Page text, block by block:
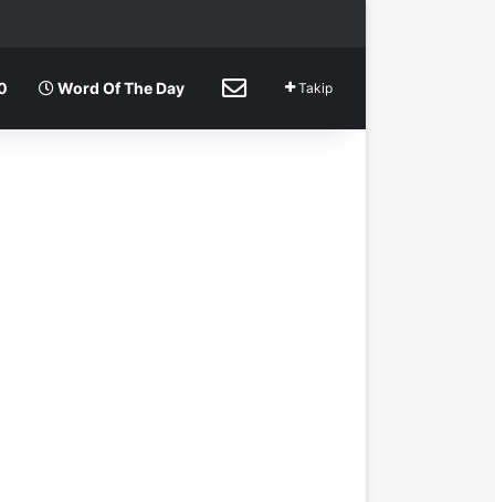
Word Of The Day İletişimTakip